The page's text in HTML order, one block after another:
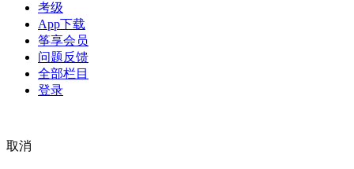
考级
App下载
筝享会员
问题反馈
全部栏目
登录
取消